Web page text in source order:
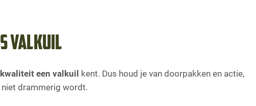
valkuil
een valkuil kent. Dus houd je van doorpakken en actie,
drammerig wordt.